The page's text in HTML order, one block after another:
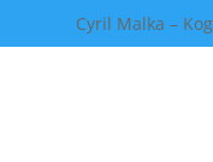
Cyril Malka –